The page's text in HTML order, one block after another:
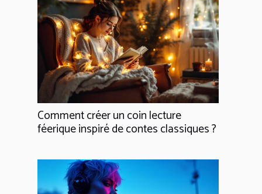
Comment créer un coin lecture
féerique inspiré de contes classiques ?